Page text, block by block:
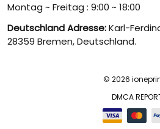
Montag ~ Freitag : 9:00 ~ 18:00
Deutschland Adresse:Karl-
28359 Bremen, Deutschland.
© 2026
DMCA